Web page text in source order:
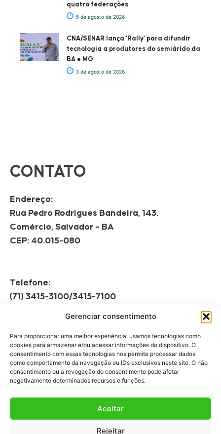
Gerenciar consentimento
Para proporcionar uma melhor experiência, usamos tecnologias como
cookies para armazenar e/ou acessar informações do dispositivo. O
consentimento com essas tecnologias nos permite processar dados
como comportamento da navegação ou IDs exclusivos neste site. O não
consentimento ou a revogação do consentimento pode afetar
negativamente determinados recursos e funções.
Aceitar
Rejeitar
quatro federações
5 de agosto de 2026
CNA/SENAR lança ‘Rally’ para difundir
tecnologia a produtores do semiárido da
BA e MG
3 de agosto de 2026
CONTATO
Endereço:
Rua Pedro Rodrigues Bandeira, 143.
Comércio, Salvador – BA
CEP: 40.015-080
Telefone:
(71) 3415-3100/3415-7100
Horário de Funcionamento:
08h às 12h | 13h às 17h